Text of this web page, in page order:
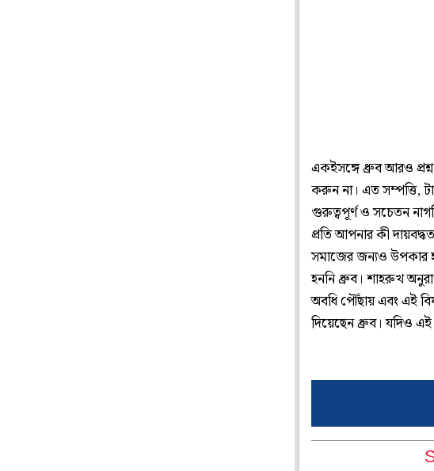
একইসঙ্গে ধ্রুব আরও
করুন না। এত সম্পত্তি,
গুরুত্বপূর্ণ ও সচেতন
প্রতি আপনার কী
সমাজের জন্যও উপকার
হননি ধ্রুব। শাহরুখ
অবধি পৌঁছায় এবং এই
দিয়েছেন ধ্রুব। যদিও